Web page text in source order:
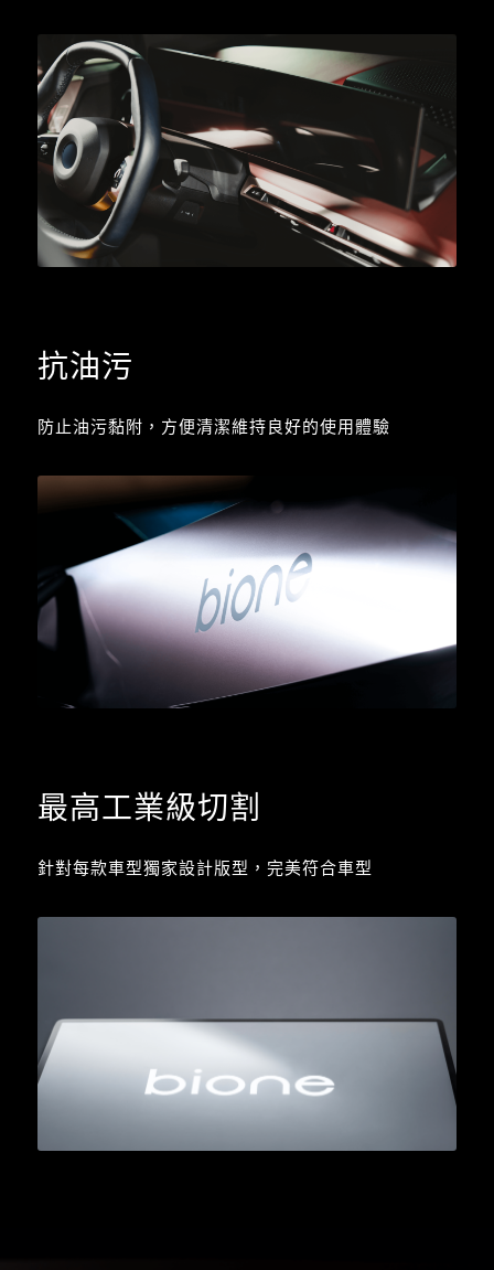
抗油污
防止油污黏附，方便清潔維持良好的使用體驗
最高工業級切割
針對每款車型獨家設計版型，完美符合車型